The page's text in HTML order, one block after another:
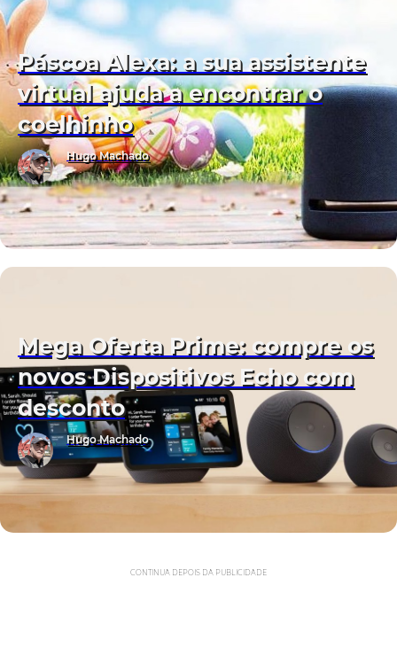
Páscoa Alexa: a sua assistente
virtual ajuda a encontrar o
coelhinho
Hugo Machado
Mega Oferta Prime: compre os
novos Dispositivos Echo com
desconto
Hugo Machado
CONTINUA DEPOIS DA PUBLICIDADE